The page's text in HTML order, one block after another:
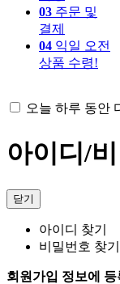
03 주문 및
결제
04 익일 오전
상품 수령!
오늘 하루 동안
아이디/
닫기
아이디 찾기
비밀번호 찾기
회원가입 정보에